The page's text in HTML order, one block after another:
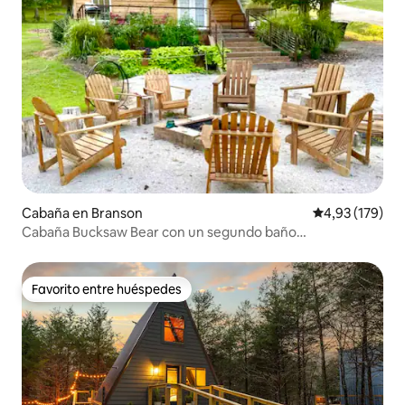
Cabaña en Branson Calificación
4,93 (179)
Cabaña Bucksaw Bear con un segundo baño
Favorito entre huéspedes
Favorito entre huéspedes